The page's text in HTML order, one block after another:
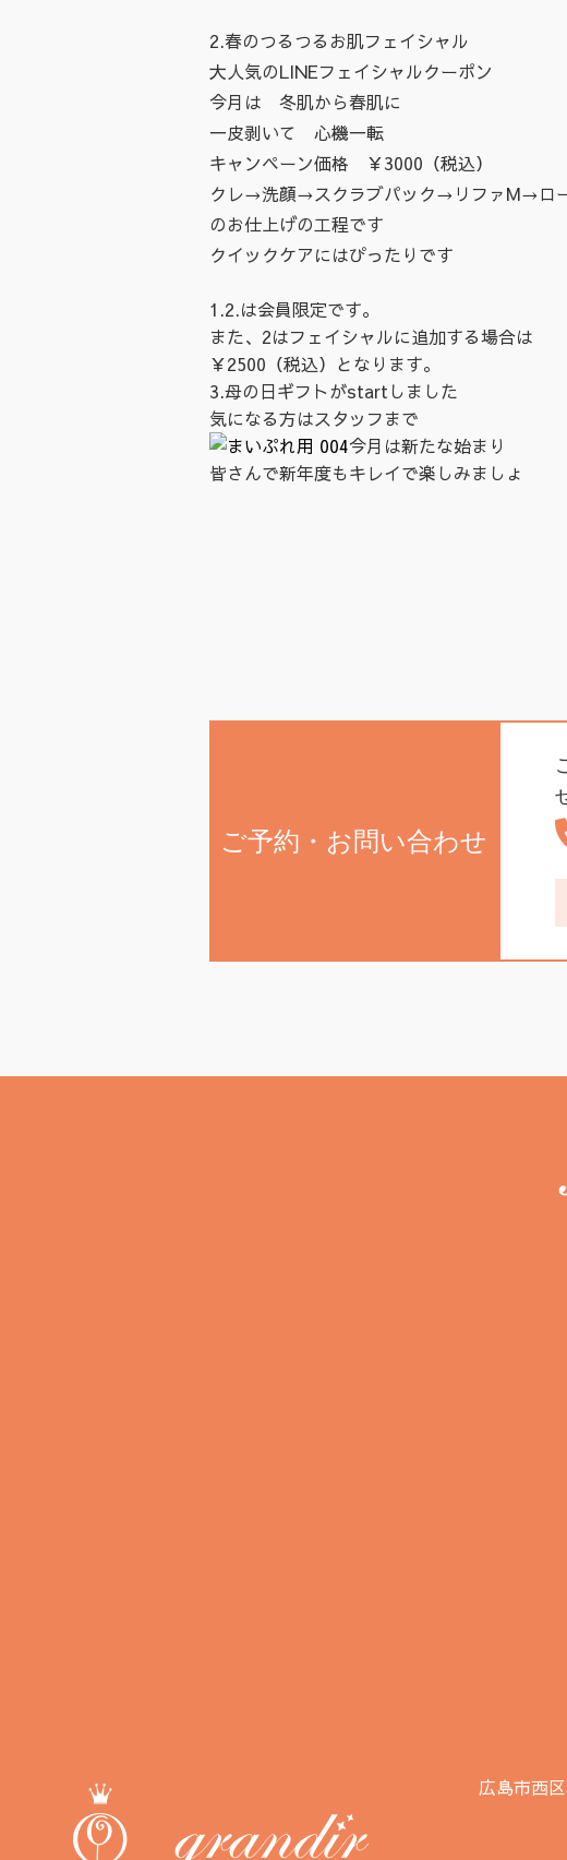
2.春のつるつるお肌フェイシャル
大人気のLINEフェイシャルクーポン
今月は 冬肌から春肌に
一皮剥いて 心機一転
キャンペーン価格 ￥3000（税込）
クレ→洗顔→スクラブパック→リファM→ロ
のお仕上げの工程です
クイックケアにはぴったりです
1.2.は会員限定です。
また、2はフェイシャルに追加する場合は
￥2500（税込）となります。
3.母の日ギフトがstartしました
気になる方はスタッフまで
今月は新たな始まり
皆さんで新年度もキレイで楽しみましょ
ご予約・お問い合わせ
広島市西